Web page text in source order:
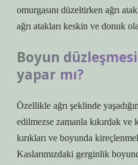
omurgasını düzeltirken ağrı
ağrı atakları keskin ve donuk
Boyun
yapar mı?
Özellikle ağrı şeklinde
edilmezse zamanla kıkırdak ve
kırıkları ve boyunda
Kaslarımızdaki gerginlik